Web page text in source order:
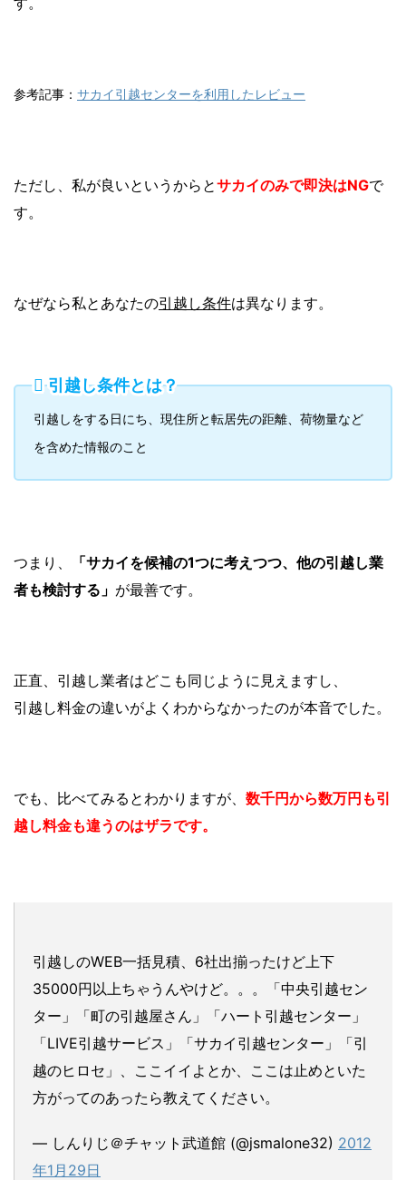
参考記事： サカイ引越センターを利用したレビュー
ただし、私が良いというからとサカイのみで即決はNGで
す。
なぜなら私とあなたの引越し条件は異なります。
引越し条件とは？
引越しをする日にち、現住所と転居先の距離、荷物量など
を含めた情報のこと
つまり、
「サカイを候補の1つに考えつつ、他の引越し業
者も検討する」 が最善です。
正直、引越し業者はどこも同じように見えますし、
引越し料金の違いがよくわからなかったのが本音でした。
でも、比べてみるとわかりますが、 数千円から数万円も引
越し料金も違うのはザラです。
引越しのWEB一括見積、6社出揃ったけど上下
35000円以上ちゃうんやけど。。。「中央引越セン
ター」「町の引越屋さん」「ハート引越センター」
「LIVE引越サービス」「サカイ引越センター」「引
越のヒロセ」、ここイイよとか、ここは止めといた
方がってのあったら教えてください。
— しんりじ＠チャット武道館 (@jsmalone32) 2012
年1月29日